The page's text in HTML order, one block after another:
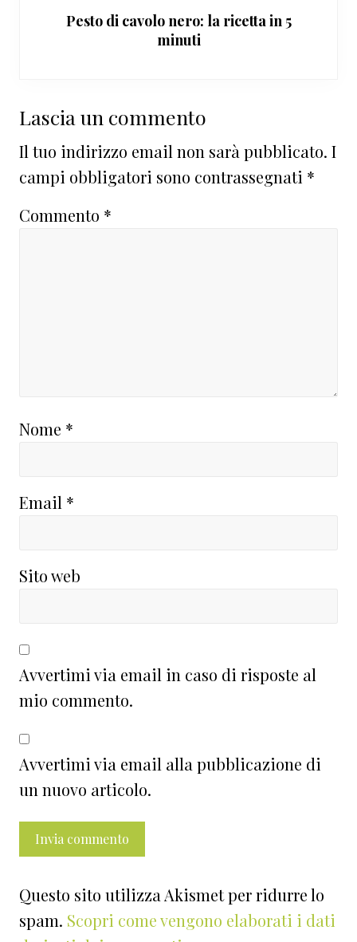
Pesto di cavolo nero: la ricetta in 5
minuti
Interazioni
del
lettore
Lascia un commento
Il tuo indirizzo email non sarà pubblicato. I
campi obbligatori sono contrassegnati *
Commento *
Nome *
Email *
Sito web
Avvertimi via email in caso di risposte al
mio commento.
Avvertimi via email alla pubblicazione di
un nuovo articolo.
Questo sito utilizza Akismet per ridurre lo
spam. Scopri come vengono elaborati i dati